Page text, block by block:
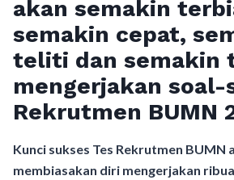
akan semakin
semakin cepat,
teliti dan semakin
mengerjakan soal-
Rekrutmen BUMN
Kunci sukses Tes Rekrutmen BUMN
membiasakan diri mengerjakan